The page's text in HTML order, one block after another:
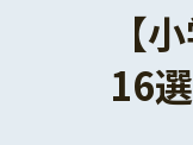
年齢から
【
16